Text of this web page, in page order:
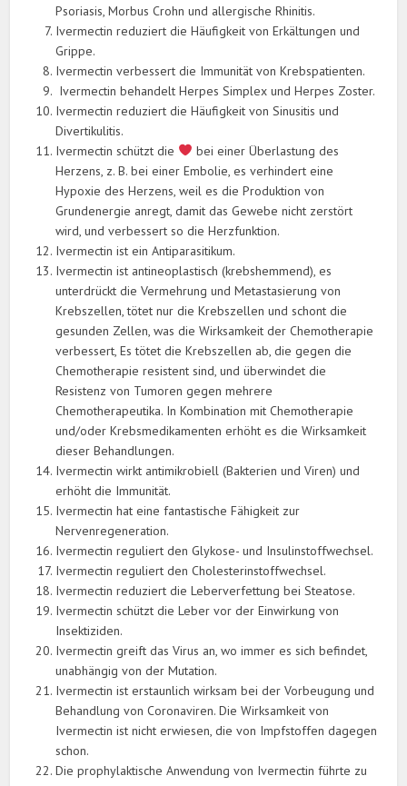
Psoriasis, Morbus Crohn und allergische Rhinitis.
Ivermectin reduziert die Häufigkeit von Erkältungen und
Grippe.
Ivermectin verbessert die Immunität von Krebspatienten.
Ivermectin behandelt Herpes Simplex und Herpes Zoster.
Ivermectin reduziert die Häufigkeit von Sinusitis und
Divertikulitis.
Ivermectin schützt die
bei einer Überlastung des
Herzens, z. B. bei einer Embolie, es verhindert eine
Hypoxie des Herzens, weil es die Produktion von
Grundenergie anregt, damit das Gewebe nicht zerstört
wird, und verbessert so die Herzfunktion.
Ivermectin ist ein Antiparasitikum.
Ivermectin ist antineoplastisch (krebshemmend), es
unterdrückt die Vermehrung und Metastasierung von
Krebszellen, tötet nur die Krebszellen und schont die
gesunden Zellen, was die Wirksamkeit der Chemotherapie
verbessert, Es tötet die Krebszellen ab, die gegen die
Chemotherapie resistent sind, und überwindet die
Resistenz von Tumoren gegen mehrere
Chemotherapeutika. In Kombination mit Chemotherapie
und/oder Krebsmedikamenten erhöht es die Wirksamkeit
dieser Behandlungen.
Ivermectin wirkt antimikrobiell (Bakterien und Viren) und
erhöht die Immunität.
Ivermectin hat eine fantastische Fähigkeit zur
Nervenregeneration.
Ivermectin reguliert den Glykose- und Insulinstoffwechsel.
Ivermectin reguliert den Cholesterinstoffwechsel.
Ivermectin reduziert die Leberverfettung bei Steatose.
Ivermectin schützt die Leber vor der Einwirkung von
Insektiziden.
Ivermectin greift das Virus an, wo immer es sich befindet,
unabhängig von der Mutation.
Ivermectin ist erstaunlich wirksam bei der Vorbeugung und
Behandlung von Coronaviren. Die Wirksamkeit von
Ivermectin ist nicht erwiesen, die von Impfstoffen dagegen
schon.
Die prophylaktische Anwendung von Ivermectin führte zu